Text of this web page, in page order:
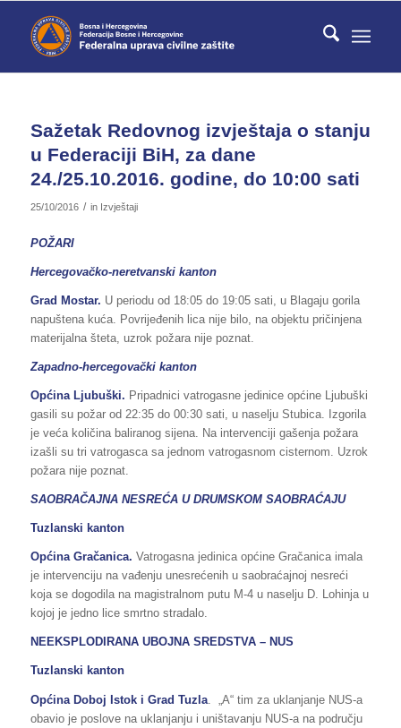
Sažetak Redovnog izvještaja o stanju
u Federaciji BiH, za dane
24./25.10.2016. godine, do 10:00 sati
25/10/2016 / in Izvještaji
POŽARI
Hercegovačko-neretvanski kanton
Grad Mostar. U periodu od 18:05 do 19:05 sati, u Blagaju gorila
napuštena kuća. Povrijeđenih lica nije bilo, na objektu pričinjena
materijalna šteta, uzrok požara nije poznat.
Zapadno-hercegovački kanton
Općina Ljubuški. Pripadnici vatrogasne jedinice općine Ljubuški
gasili su požar od 22:35 do 00:30 sati, u naselju Stubica. Izgorila
je veća količina baliranog sijena. Na intervenciji gašenja požara
izašli su tri vatrogasca sa jednom vatrogasnom cisternom. Uzrok
požara nije poznat.
SAOBRAČAJNA NESREĆA U DRUMSKOM SAOBRAĆAJU
Tuzlanski kanton
Općina Gračanica. Vatrogasna jedinica općine Gračanica imala
je intervenciju na vađenju unesrećenih u saobraćajnoj nesreći
koja se dogodila na magistralnom putu M-4 u naselju D. Lohinja u
kojoj je jedno lice smrtno stradalo.
NEEKSPLODIRANA UBOJNA SREDSTVA – NUS
Tuzlanski kanton
Općina Doboj Istok i Grad Tuzla. „A“ tim za uklanjanje NUS-a
obavio je poslove na uklanjanju i uništavanju NUS-a na području